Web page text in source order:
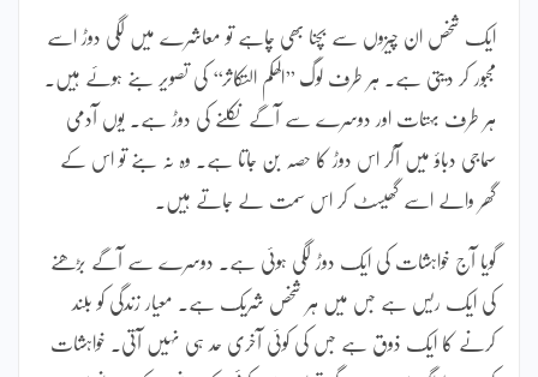
ایک شخص ان چیزوں سے بچنا بھی چاہے تو معاشرے میں لگی دوڑ اسے
مجبور کر دیتی ہے۔ ہر طرف لوگ ’’الھکم التکاثر‘‘ کی تصویر بنے ہوئے ہیں۔
ہر طرف بہتات اور دوسرے سے آگے نکلنے کی دوڑ ہے۔ یوں آدمی
سماجی دباؤ میں آکر اس دوڑ کا حصہ بن جاتا ہے۔ وہ نہ بنے تو اس کے
گھر والے اسے گھیسٹ کر اس سمت لے جاتے ہیں۔
گویا آج خواہشات کی ایک دوڑ لگی ہوئی ہے۔ دوسرے سے آگے بڑھنے
کی ایک ریس ہے جس میں ہر شخص شریک ہے۔ معیار زندگی کو بلند
کرنے کا ایک ذوق ہے جس کی کوئی آخری حد ہی نہیں آتی۔ خواہشات